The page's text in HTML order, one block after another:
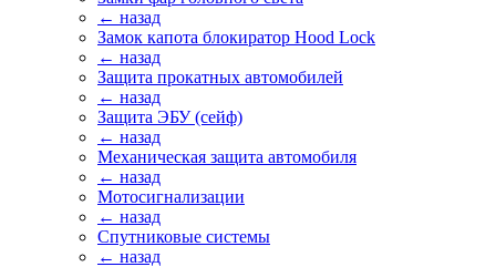
← назад
Замок капота блокиратор Hood Lock
← назад
Защита прокатных автомобилей
← назад
Защита ЭБУ (сейф)
← назад
Механическая защита автомобиля
← назад
Мотосигнализации
← назад
Спутниковые системы
← назад